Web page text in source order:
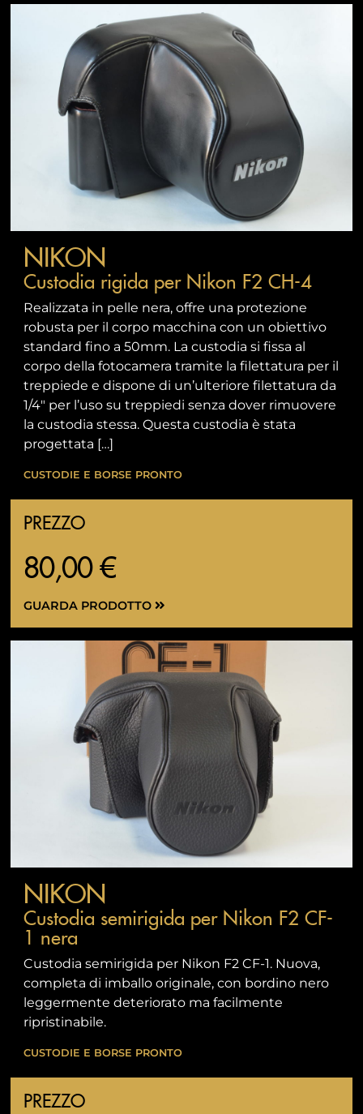
NIKON
Custodia rigida per Nikon F2 CH-4
Realizzata in pelle nera, offre una protezione
robusta per il corpo macchina con un obiettivo
standard fino a 50mm. La custodia si fissa al
corpo della fotocamera tramite la filettatura per il
treppiede e dispone di un’ulteriore filettatura da
1/4″ per l’uso su treppiedi senza dover rimuovere
la custodia stessa. Questa custodia è stata
progettata […]
CUSTODIE E BORSE PRONTO
PREZZO
80,00 €
GUARDA PRODOTTO
NIKON
Custodia semirigida per Nikon F2 CF-
1 nera
Custodia semirigida per Nikon F2 CF-1. Nuova,
completa di imballo originale, con bordino nero
leggermente deteriorato ma facilmente
ripristinabile.
CUSTODIE E BORSE PRONTO
PREZZO